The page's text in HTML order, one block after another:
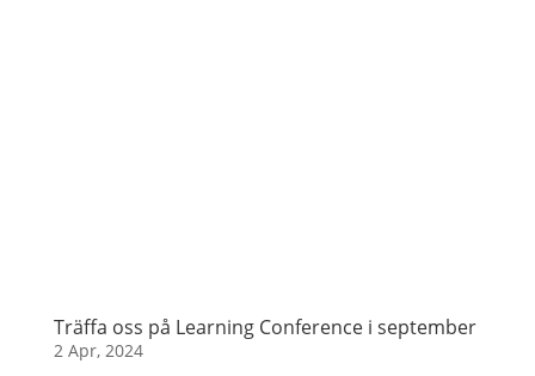
Träffa oss på Learning Conference i september
2 Apr, 2024